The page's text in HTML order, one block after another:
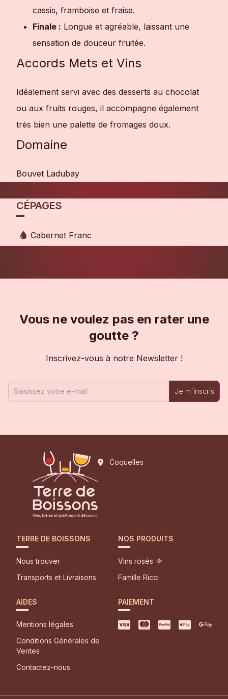
cassis, framboise et fraise.
Finale : Longue et agréable, laissant une
sensation de douceur fruitée.
Accords Mets et Vins
Idéalement servi avec des desserts au chocolat
ou aux fruits rouges, il accompagne également
très bien une palette de fromages doux.
Domaine
Bouvet Ladubay
CÉPAGES
Cabernet Franc
Vous ne voulez pas en rater une
goutte ?
Inscrivez-vous à notre Newsletter !
Je m'inscris
Coquelles
TERRE DE BOISSONS
Nous trouver
Transports et Livraisons
NOS PRODUITS
Vins rosés 🌞
Famille Ricci
AIDES
Mentions légales
Conditions Générales de
Ventes
Contactez-nous
PAIEMENT